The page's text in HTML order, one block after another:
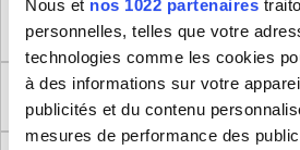
Nous et nos 1022 partenaires
personnelles, telles que votre
technologies comme les cookies
à des informations sur votre
publicités et du contenu
mesures de performance des
Dimensions produit
Retour